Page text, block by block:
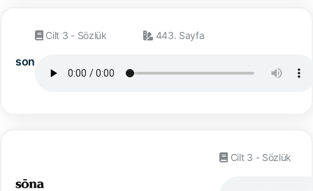
son
Cilt 3 - Sözlük 443. Sayfa
Cilt 3 - Sözlük